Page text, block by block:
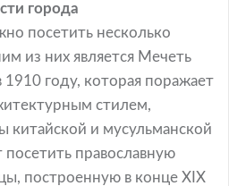
города
посетить несколько
из них является Мечеть
1910 году, которая поражает
стилем,
и мусульманской
посетить православную
построенную в конце XIX